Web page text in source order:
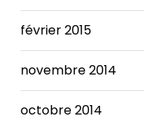
février 2015
novembre 2014
octobre 2014